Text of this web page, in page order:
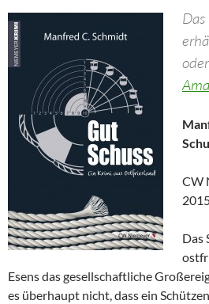
oder
CW
Das
Esens das gesellschaftliche
es überhaupt nicht, dass ein